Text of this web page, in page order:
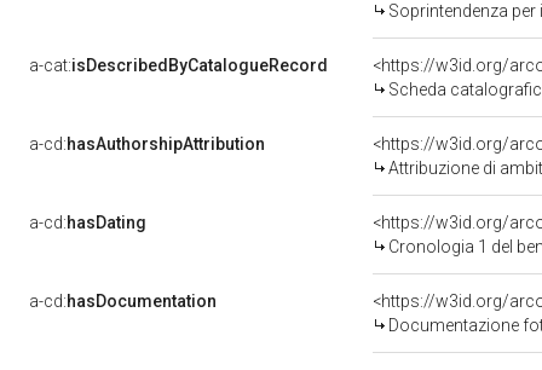
Soprintendenza per i
a-cat:isDescribedByCatalogueRecord
<https://w3id.org/
Scheda
a-cd:hasAuthorshipAttribution
<https://w3id.org/
Attribuzione di
a-cd:hasDating
<https://w3id.org/
Cronologia 1 del
a-cd:hasDocumentation
Documentazione